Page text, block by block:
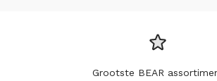
Grootste BEAR